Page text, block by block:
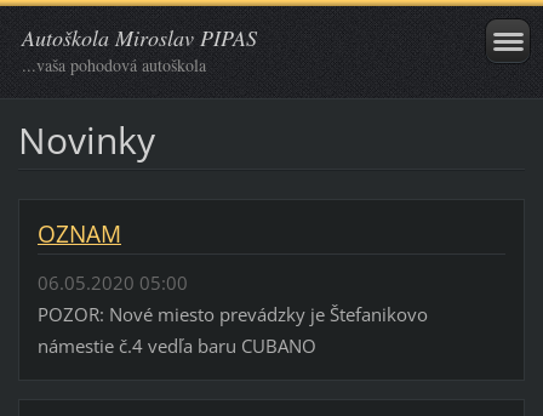
Autoškola Miroslav PIPAS
...vaša pohodová autoškola
Novinky
OZNAM
06.05.2020 05:00
POZOR: Nové miesto prevádzky je Štefanikovo
námestie č.4 vedľa baru CUBANO